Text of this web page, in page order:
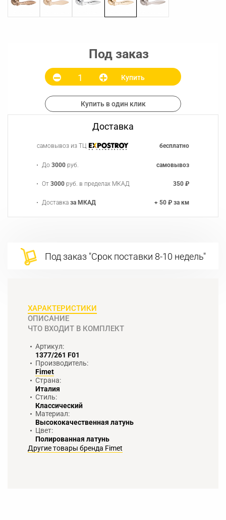
Под заказ
Купить
Купить в один клик
Доставка
самовывоз из ТЦ бесплатно
До3000 руб. самовывоз
От3000 руб. в пределах МКАД 350 ₽
Доставказа МКАД + 50 ₽ за км
Под заказ "Срок поставки 8-10 недель"
ХАРАКТЕРИСТИКИ
ОПИСАНИЕ
ЧТО ВХОДИТ В КОМПЛЕКТ
Артикул:
1377/261 F01
Производитель:
Fimet
Страна:
Италия
Стиль:
Классический
Материал:
Высококачественная латунь
Цвет:
Полированная латунь
Другие товары бренда Fimet